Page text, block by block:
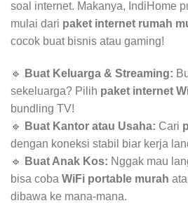
soal internet. Makanya, IndiHome
mulai dari paket internet rumah
cocok buat bisnis atau gaming!
🔹 Buat Keluarga & Streaming:
sekeluarga? Pilih paket internet
bundling TV!
🔹
Buat Kantor atau Usaha: Cari
dengan koneksi stabil biar kerja
🔹
Buat Anak Kos: Nggak mau
bisa coba WiFi portable murah
dibawa ke mana-mana.